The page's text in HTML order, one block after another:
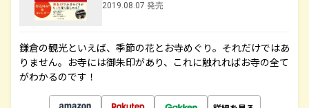
2019.08.07 発売
鎌倉の観光といえば、季節の花とお寺めぐり。それだけではあ
りません。お寺には御朱印があり、これに触れればお寺の全て
がわかるのです！